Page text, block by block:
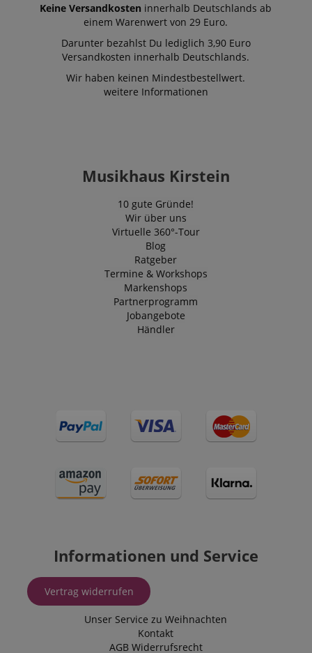
Keine Versandkosten innerhalb Deutschlands ab
einem Warenwert von 29 Euro.
Darunter bezahlst Du lediglich 3,90 Euro
Versandkosten innerhalb Deutschlands.
Wir haben keinen Mindestbestellwert.
weitere Informationen
Musikhaus Kirstein
10 gute Gründe!
Wir über uns
Virtuelle 360°-Tour
Blog
Ratgeber
Termine & Workshops
Markenshops
Partnerprogramm
Jobangebote
Händler
Informationen und Service
Vertrag widerrufen
Unser Service zu Weihnachten
Kontakt
AGB Widerrufsrecht
Funktional
der Website zu gewährleisten, dir grundlegende
Einkaufs-Funktionen bereitzustellen, das Einkaufen
verhindern. Immer eingeschaltet.
amazon-pay-connectedAuth
CookieScriptConsent
Google-